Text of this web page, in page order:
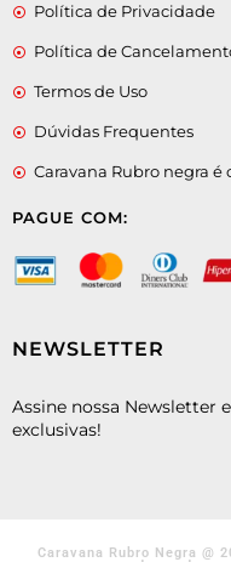
Política de Privacidade
Política de
Termos de Uso
Dúvidas Frequentes
Caravana Rubro negra é
PAGUE COM:
NEWSLETTER
Assine nossa Newsletter
exclusivas!
Caravana Rubro Negra @